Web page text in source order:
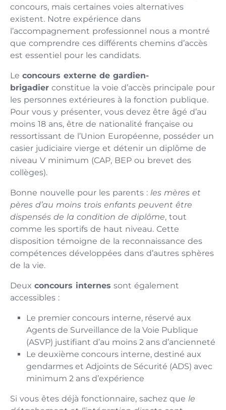
concours, mais certaines voies alternatives
existent. Notre expérience dans
l’accompagnement professionnel nous a montré
que comprendre ces différents chemins d’accès
est essentiel pour les candidats.
Le concours externe de gardien-
brigadier constitue la voie d’accès principale pour
les personnes extérieures à la fonction publique.
Pour vous y présenter, vous devez être âgé d’au
moins 18 ans, être de nationalité française ou
ressortissant de l’Union Européenne, posséder un
casier judiciaire vierge et détenir un diplôme de
niveau V minimum (CAP, BEP ou brevet des
collèges).
Bonne nouvelle pour les parents : les mères et
pères d’au moins trois enfants peuvent être
dispensés de la condition de diplôme, tout
comme les sportifs de haut niveau. Cette
disposition témoigne de la reconnaissance des
compétences développées dans d’autres sphères
de la vie.
Deux concours internes sont également
accessibles :
Le premier concours interne, réservé aux
Agents de Surveillance de la Voie Publique
(ASVP) justifiant d’au moins 2 ans d’ancienneté
Le deuxième concours interne, destiné aux
gendarmes et Adjoints de Sécurité (ADS) avec
minimum 2 ans d’expérience
Si vous êtes déjà fonctionnaire, sachez que le